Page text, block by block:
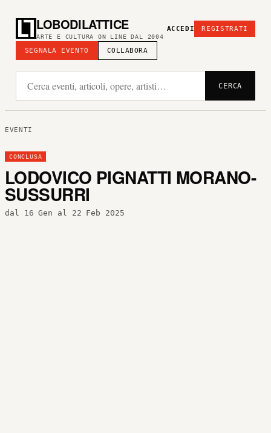
LOBODILATTICE
ARTE E CULTURA ON LINE DAL 2004
SEGNALA EVENTO COLLABORA
ACCEDI REGISTRATI
CERCA
EVENTI
CONCLUSA
LODOVICO PIGNATTI MORANO-
SUSSURRI
dal 16 Gen al 22 Feb 2025